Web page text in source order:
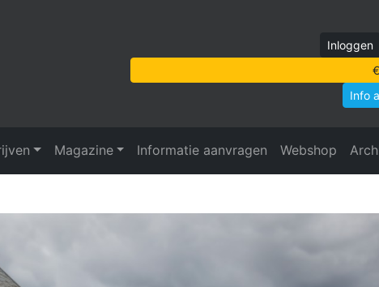
Inloggen
Info
Magazine Informatie aanvragen Webshop